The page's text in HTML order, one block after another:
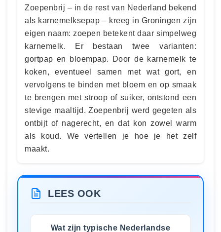
Zoepenbrij – in de rest van Nederland bekend
als karnemelksepap – kreeg in Groningen zijn
eigen naam: zoepen betekent daar simpelweg
karnemelk. Er bestaan twee varianten:
gortpap en bloempap. Door de karnemelk te
koken, eventueel samen met wat gort, en
vervolgens te binden met bloem en op smaak
te brengen met stroop of suiker, ontstond een
stevige maaltijd. Zoepenbrij werd gegeten als
ontbijt of nagerecht, en dat kon zowel warm
als koud. We vertellen je hoe je het zelf
maakt.
LEES OOK
Wat zijn typische Nederlandse